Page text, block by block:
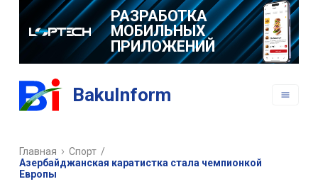
РАЗРАБОТКА
МОБИЛЬНЫХ
ПРИЛОЖЕНИЙ
BakuInform
Главная Спорт /
Азербайджанская каратистка стала чемпионкой
Европы